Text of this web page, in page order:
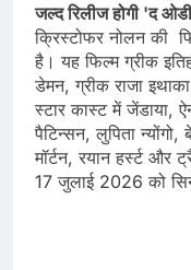
जल्द रिलीज होगी 'द
क्रिस्टोफर नोलन की
है। यह फिल्म ग्रीक
डेमन, ग्रीक राजा
स्टार कास्ट में जेंडाया,
पैटिन्सन, लुपिता
मॉर्टन, रयान हर्स्ट और
17 जुलाई 2026 को